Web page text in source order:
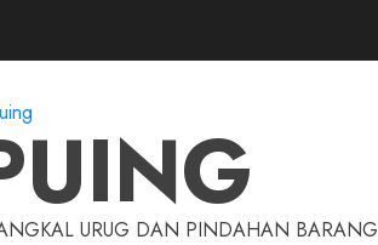
URUG DAN PINDAHAN BARANG